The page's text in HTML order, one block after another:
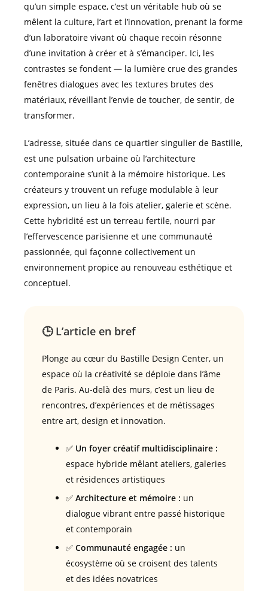
qu’un simple espace, c’est un véritable hub où se
mêlent la culture, l’art et l’innovation, prenant la forme
d’un laboratoire vivant où chaque recoin résonne
d’une invitation à créer et à s’émanciper. Ici, les
contrastes se fondent — la lumière crue des grandes
fenêtres dialogues avec les textures brutes des
matériaux, réveillant l’envie de toucher, de sentir, de
transformer.
L’adresse, située dans ce quartier singulier de Bastille,
est une pulsation urbaine où l’architecture
contemporaine s’unit à la mémoire historique. Les
créateurs y trouvent un refuge modulable à leur
expression, un lieu à la fois atelier, galerie et scène.
Cette hybridité est un terreau fertile, nourri par
l’effervescence parisienne et une communauté
passionnée, qui façonne collectivement un
environnement propice au renouveau esthétique et
conceptuel.
🕒 L’article en bref
Plonge au cœur du Bastille Design Center, un
espace où la créativité se déploie dans l’âme
de Paris. Au-delà des murs, c’est un lieu de
rencontres, d’expériences et de métissages
entre art, design et innovation.
✅ Un foyer créatif multidisciplinaire :
espace hybride mêlant ateliers, galeries
et résidences artistiques
✅ Architecture et mémoire : un
dialogue vibrant entre passé historique
et contemporain
✅ Communauté engagée : un
écosystème où se croisent des talents
et des idées novatrices